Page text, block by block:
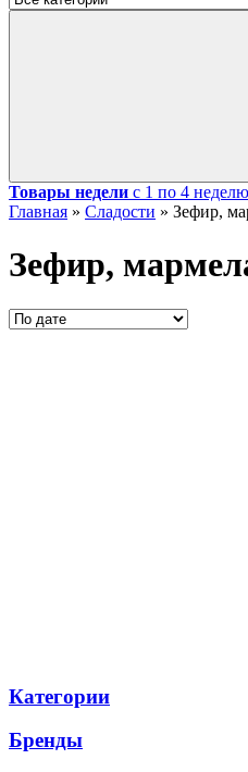
Товары недели с 1 по 4 неделю
Главная » Сладости » Зефир,
Зефир,
Категории
Бренды